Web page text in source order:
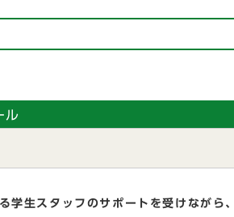
ル
学生スタッフのサポートを受けながら